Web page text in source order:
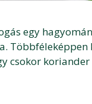
egy
csokor